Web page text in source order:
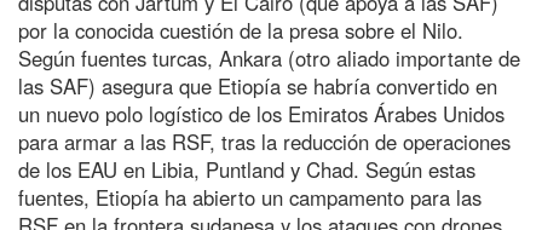
por la conocida cuestión de la presa sobre el Nilo.
Según fuentes turcas, Ankara (otro aliado importante de
las SAF) asegura que Etiopía se habría convertido en
un nuevo polo logístico de los Emiratos Árabes Unidos
para armar a las RSF, tras la reducción de operaciones
de los EAU en Libia, Puntland y Chad. Según estas
fuentes, Etiopía ha abierto un campamento para las